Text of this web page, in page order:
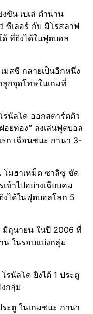
ขัน เปเล่ ตำนาน
ซีเลอร์ กับ มิโรสลาฟ
ที่ยิงได้ในฟุตบอล
มสซี กลายเป็นอีกหนึ่ง
กจุดโทษในเกมที่
นัลโด ออกสตาร์ตตัว
ยทอง” ลงเล่นฟุตบอล
ก เฉือนชนะ กานา 3-
โมฮาเหม็ด ซาลิซู ขัด
ข้าไปอย่างเฉียบคม
งได้ในฟุตบอลโลก 5
มิถุนายน ในปี 2006 ที่
น ในรอบแบ่งกลุ่ม
รนัลโด ยิงได้ 1 ประตู
กลุ่ม
ะตู ในเกมชนะ กานา